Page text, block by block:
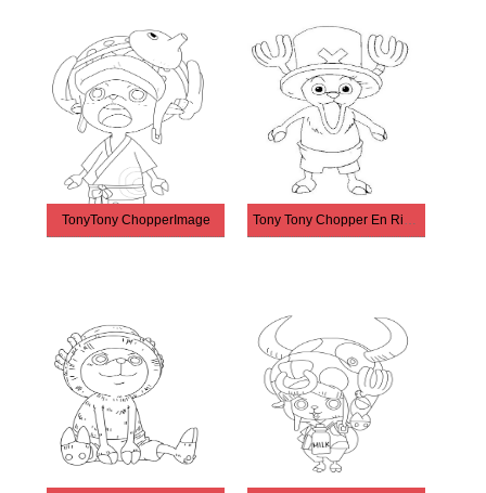
TonyTony ChopperImage Tony Tony Chopper En Riant